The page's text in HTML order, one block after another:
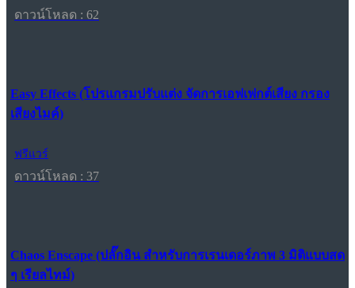
ดาวน์โหลด : 62
Easy Effects (โปรแกรมปรับแต่ง จัดการเอฟเฟกต์เสียง กรอง
เสียงไมค์)
ฟรีแวร์
ดาวน์โหลด : 37
Chaos Enscape (ปลั๊กอิน สำหรับการเรนเดอร์ภาพ 3 มิติแบบสด
ๆ เรียลไทม์)